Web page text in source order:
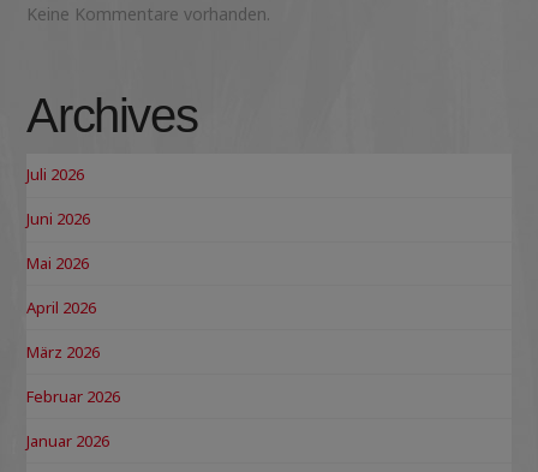
Keine Kommentare vorhanden.
Archives
Juli 2026
Juni 2026
Mai 2026
April 2026
März 2026
Februar 2026
Januar 2026